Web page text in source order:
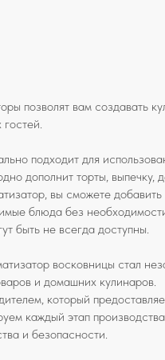
позволят вам создавать
подходит для
дополнит торты, выпечку,
вы сможете добавить
блюда без
быть не всегда доступны.
восковницы стал
и домашних кулинаров.
который
каждый этап
и безопасности.